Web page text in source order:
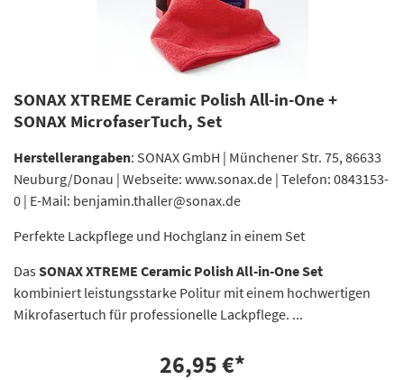
SONAX XTREME Ceramic Polish All-in-One +
SONAX MicrofaserTuch, Set
Herstellerangaben: SONAX GmbH | Münchener Str. 75, 86633
Neuburg/Donau | Webseite: www.sonax.de | Telefon: 0843153-
0 | E-Mail: benjamin.thaller@sonax.de
Perfekte Lackpflege und Hochglanz in einem Set
DasSONAX XTREME Ceramic Polish All-in-One Set
kombiniert leistungsstarke Politur mit einem hochwertigen
Mikrofasertuch für professionelle Lackpflege. ...
26,95 €*